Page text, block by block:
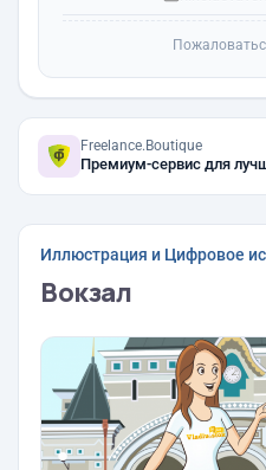
Freelance.Boutique
Премиум-сервис для
Иллюстрация и Цифровое
Вокзал